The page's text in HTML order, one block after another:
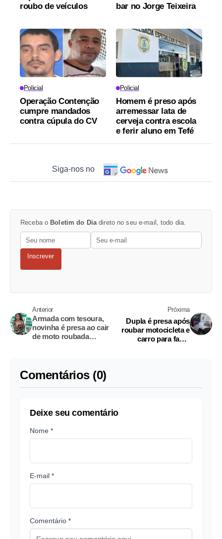
roubo de veículos
bar no Jorge Teixeira
Policial
Operação Contenção
cumpre mandados
contra cúpula do CV
Policial
Homem é preso após
arremessar lata de
cerveja contra escola
e ferir aluno em Tefé
Siga-nos no
Receba o Boletim do Dia direto no seu e-mail, todo dia.
Inscrever
Anterior
Armada com tesoura,
novinha é presa ao cair
de moto roubada
Próxima
Dupla é presa após
roubar motocicleta e
carro para fazer
Comentários (0)
Deixe seu comentário
Nome *
E-mail *
Comentário *